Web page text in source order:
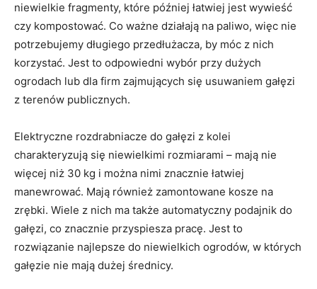
niewielkie fragmenty, które później łatwiej jest wywieść
czy kompostować. Co ważne działają na paliwo, więc nie
potrzebujemy długiego przedłużacza, by móc z nich
korzystać. Jest to odpowiedni wybór przy dużych
ogrodach lub dla firm zajmujących się usuwaniem gałęzi
z terenów publicznych.
Elektryczne rozdrabniacze do gałęzi z kolei
charakteryzują się niewielkimi rozmiarami – mają nie
więcej niż 30 kg i można nimi znacznie łatwiej
manewrować. Mają również zamontowane kosze na
zrębki. Wiele z nich ma także automatyczny podajnik do
gałęzi, co znacznie przyspiesza pracę. Jest to
rozwiązanie najlepsze do niewielkich ogrodów, w których
gałęzie nie mają dużej średnicy.